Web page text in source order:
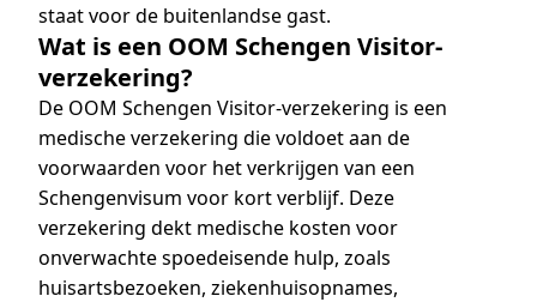
staat voor de buitenlandse gast.
Wat is een OOM Schengen Visitor-
verzekering?
De OOM Schengen Visitor-verzekering is een
medische verzekering die voldoet aan de
voorwaarden voor het verkrijgen van een
Schengenvisum voor kort verblijf. Deze
verzekering dekt medische kosten voor
onverwachte spoedeisende hulp, zoals
huisartsbezoeken, ziekenhuisopnames,